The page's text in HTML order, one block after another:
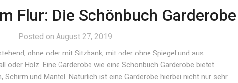
Flur: Die Schönbuch Garderobe
Posted on August 27, 2019
ohne oder mit Sitzbank, mit oder ohne Spiegel und aus
oder Holz. Eine Garderobe wie eine Schönbuch Garderobe bietet
Schirm und Mantel. Natürlich ist eine Garderobe hierbei nicht nur sehr